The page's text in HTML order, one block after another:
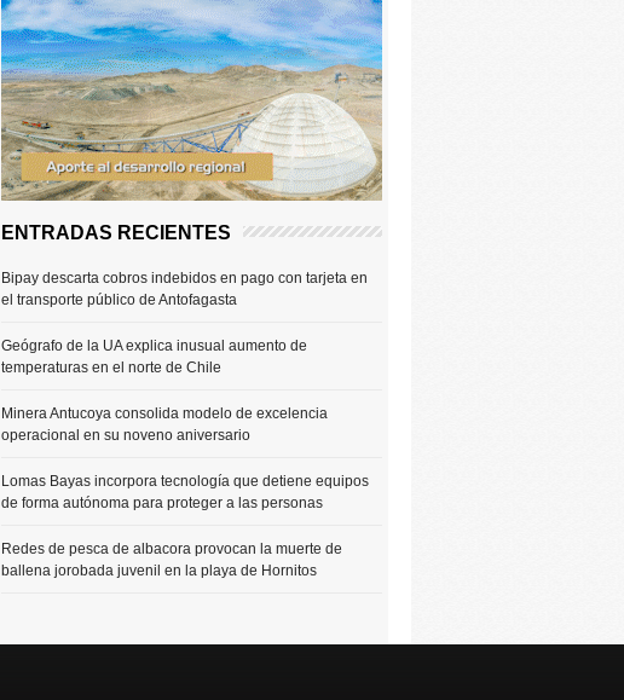
ENTRADAS RECIENTES
Bipay descarta cobros indebidos en pago con tarjeta en
el transporte público de Antofagasta
Geógrafo de la UA explica inusual aumento de
temperaturas en el norte de Chile
Minera Antucoya consolida modelo de excelencia
operacional en su noveno aniversario
Lomas Bayas incorpora tecnología que detiene equipos
de forma autónoma para proteger a las personas
Redes de pesca de albacora provocan la muerte de
ballena jorobada juvenil en la playa de Hornitos